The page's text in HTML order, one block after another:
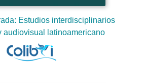
Estudios interdisciplinarios
audiovisual latinoamericano